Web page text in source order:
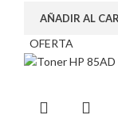
AÑADIR AL
OFERTA